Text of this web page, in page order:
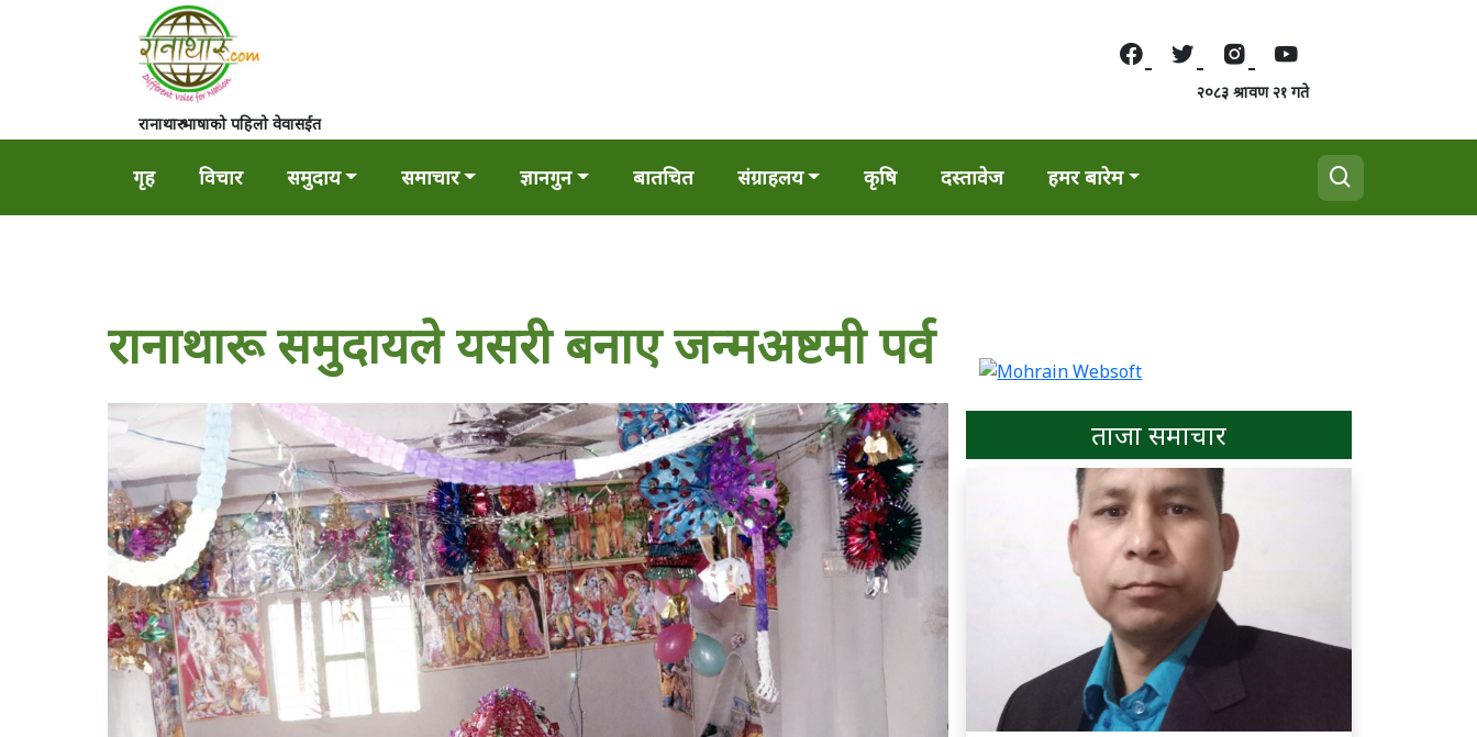
रानाथारु भाषाको पहिलो वेवासईत
२०८३ श्रावण २१ गते
गृह विचार समुदाय समाचार ज्ञानगुन बातचित संग्राहलय कृषि दस्तावेज हमर बारेम
रानाथारू समुदायले यसरी बनाए जन्मअष्टमी पर्व
ताजा समाचार